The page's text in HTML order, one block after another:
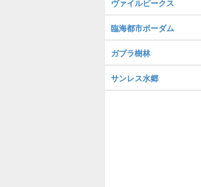
ヴァイルピークス
臨海都市ボーダム
ガプラ樹林
サンレス水郷